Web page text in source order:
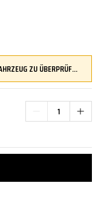
DRÜCKEN SIE AUF DEN BUTTON, UM IHR FAHRZEUG ZU ÜBERPRÜFEN UND SICHERZUSTELLEN, DASS DIESES TEIL KOMPATIBEL IST, BEVOR SIE ES BESTELLEN